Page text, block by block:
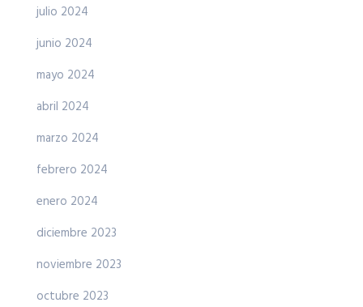
julio 2024
junio 2024
mayo 2024
abril 2024
marzo 2024
febrero 2024
enero 2024
diciembre 2023
noviembre 2023
octubre 2023